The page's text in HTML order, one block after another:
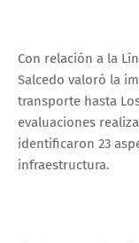
Con relación a la
Salcedo valoró la
transporte hasta
evaluaciones
identificaron 23
infraestructura.